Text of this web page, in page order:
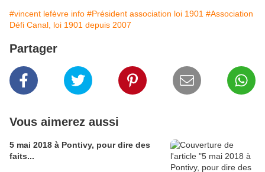
#vincent lefèvre info #Président association loi 1901 #Association
Défi Canal, loi 1901 depuis 2007
Partager
Vous aimerez aussi
5 mai 2018 à Pontivy, pour dire des
faits...